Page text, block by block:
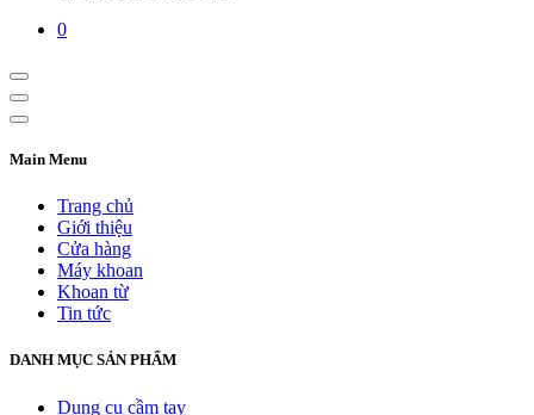
0
Main Menu
Trang chủ
Giới thiệu
Cửa hàng
Máy khoan
Khoan từ
Tin tức
DANH MỤC SẢN PHẨM
Dụng cụ cầm tay